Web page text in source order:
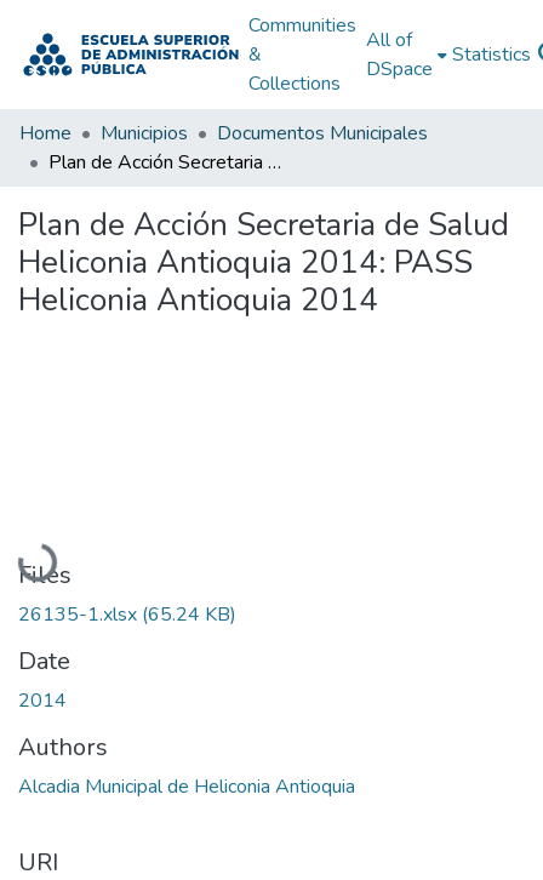
Communities
&
Collections
All of
DSpace
Statistics
Home Municipios
Documentos Municipales
Plan de Acción Secretaria de Salud Heliconia Antioquia 2014: PASS Heliconia Antioquia 2014
Plan de Acción Secretaria de Salud
Heliconia Antioquia 2014: PASS
Heliconia Antioquia 2014
Loading...
Files
26135-1.xlsx (65.24 KB)
Date
2014
Authors
Alcadia Municipal de Heliconia Antioquia
URI